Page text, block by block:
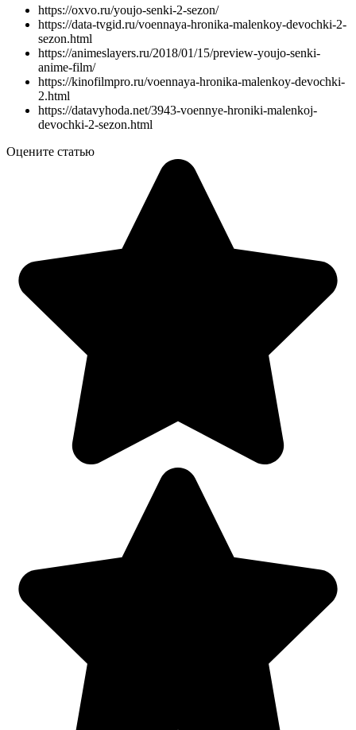
https://oxvo.ru/youjo-senki-2-sezon/
https://data-tvgid.ru/voennaya-hronika-malenkoy-devochki-2-
sezon.html
https://animeslayers.ru/2018/01/15/preview-youjo-senki-
anime-film/
https://kinofilmpro.ru/voennaya-hronika-malenkoy-devochki-
2.html
https://datavyhoda.net/3943-voennye-hroniki-malenkoj-
devochki-2-sezon.html
Оцените статью